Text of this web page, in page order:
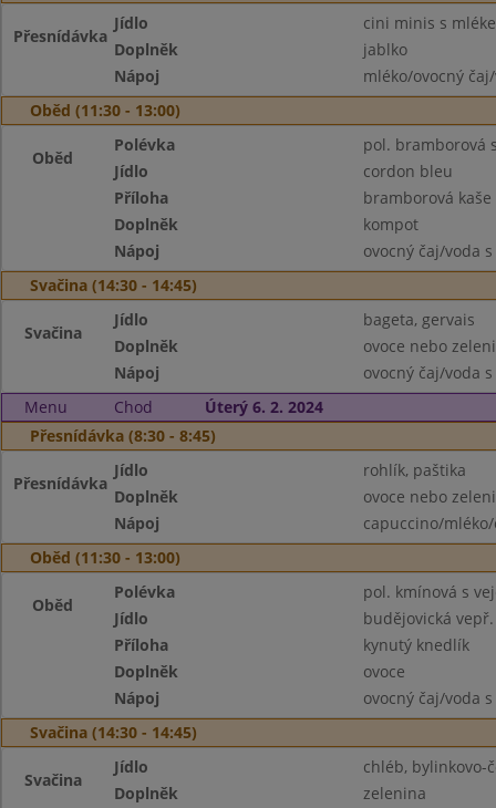
Přesnídávka
Jídlo
cini minis s
Doplněk
jablko
Nápoj
mléko/ovocný
Oběd (11:30 - 13:00)
Oběd
Polévka
pol. bramborová
Jídlo
cordon bleu
Příloha
bramborová kaše
Doplněk
kompot
Nápoj
ovocný čaj/voda
Svačina (14:30 - 14:45)
Svačina
Jídlo
bageta, gervais
Doplněk
ovoce nebo
Nápoj
ovocný čaj/voda
Menu
Chod
Úterý 6. 2. 2024
Přesnídávka (8:30 - 8:45)
Přesnídávka
Jídlo
rohlík, paštika
Doplněk
ovoce nebo
Nápoj
capuccino/
Oběd (11:30 - 13:00)
Oběd
Polévka
pol. kmínová s
Jídlo
budějovická
Příloha
kynutý knedlík
Doplněk
ovoce
Nápoj
ovocný čaj/voda
Svačina (14:30 - 14:45)
Svačina
Jídlo
chléb, bylinkovo-
Doplněk
zelenina